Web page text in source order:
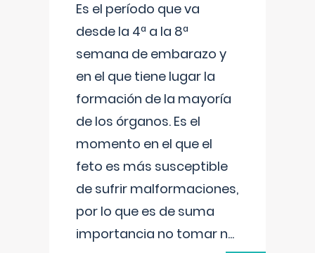
Es el período que va
desde la 4ª a la 8ª
semana de embarazo y
en el que tiene lugar la
formación de la mayoría
de los órganos. Es el
momento en el que el
feto es más susceptible
de sufrir malformaciones,
por lo que es de suma
importancia no tomar n...